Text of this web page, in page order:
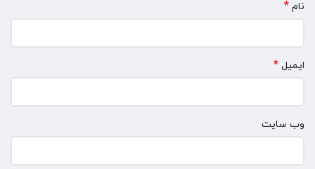
نام *
ایمیل *
وب‌ سایت